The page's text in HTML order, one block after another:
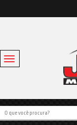
Toggle
navigation
Baús e Bagageiros
Capacetes